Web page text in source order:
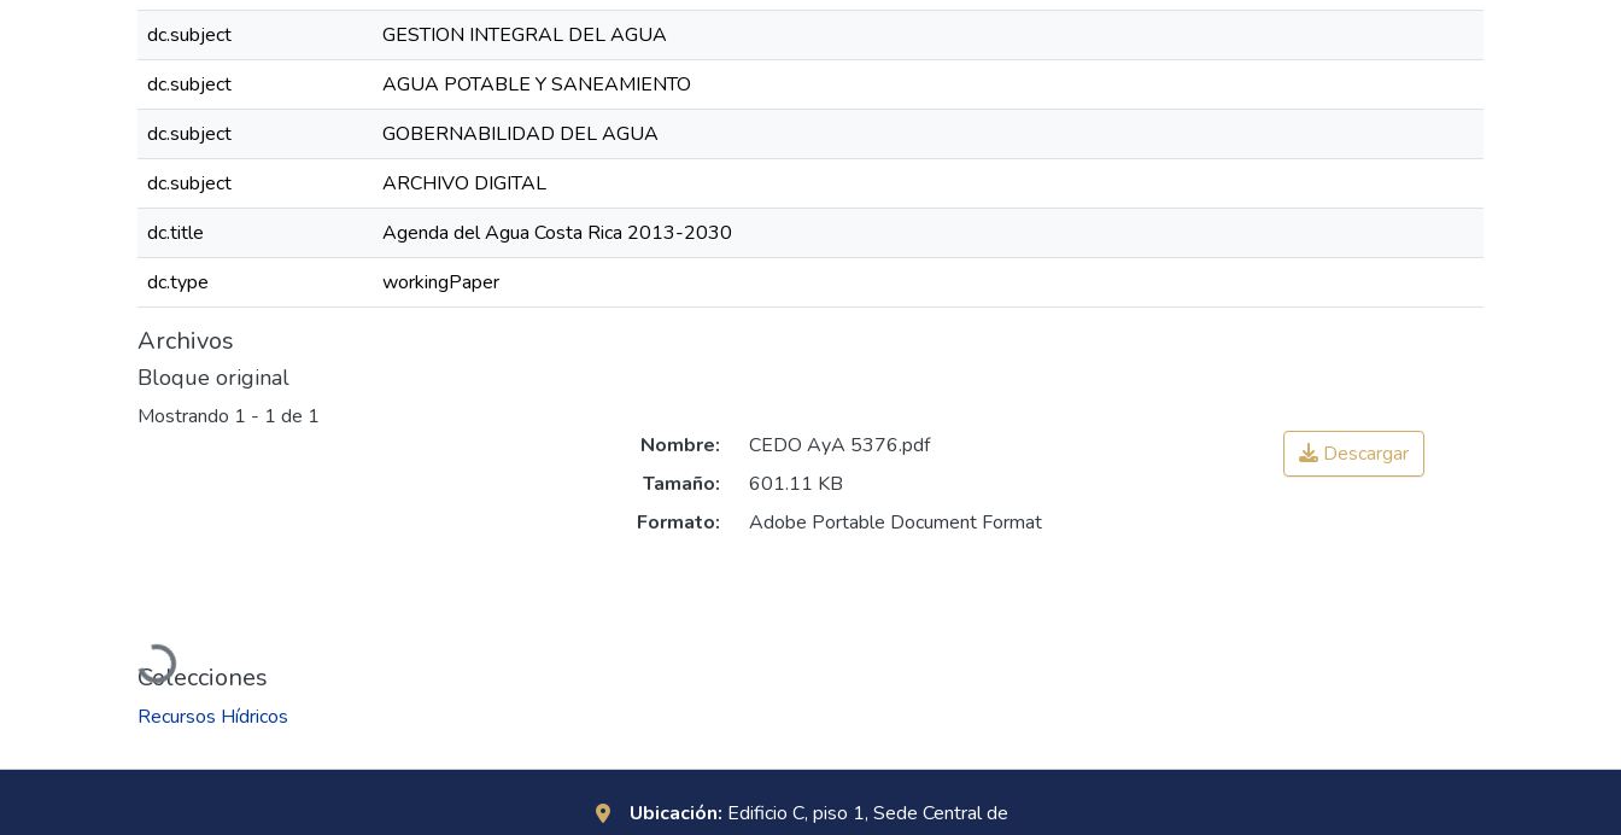
dc.subject
GESTION INTEGRAL DEL AGUA
dc.subject
AGUA POTABLE Y SANEAMIENTO
dc.subject
GOBERNABILIDAD DEL AGUA
dc.subject
ARCHIVO DIGITAL
dc.title
Agenda del Agua Costa Rica 2013-2030
dc.type
workingPaper
Archivos
Bloque original
Mostrando 1 - 1 de 1
Cargando...
Nombre:
CEDO AyA 5376.pdf
Tamaño:
601.11 KB
Formato:
Adobe Portable Document Format
Descargar
Colecciones
Recursos Hídricos
Ubicación: Edificio C, piso 1, Sede Central de